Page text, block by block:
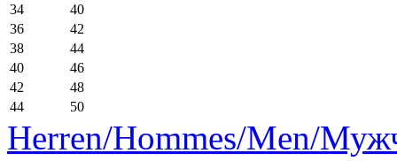
34
40
36
42
38
44
40
46
42
48
44
50
Herren/Hommes/Men/